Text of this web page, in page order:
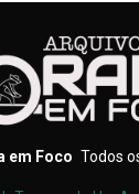
em Foco Todos